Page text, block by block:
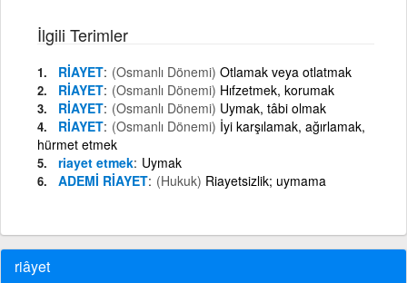
İlgili Terimler
RİAYET (Osmanlı Dönemi) Otlamak veya otlatmak
RİAYET (Osmanlı Dönemi) Hıfzetmek, korumak
RİAYET (Osmanlı Dönemi) Uymak, tâbi olmak
RİAYET (Osmanlı Dönemi) İyi karşılamak, ağırlamak,
hürmet etmek
riayet etmek Uymak
ADEMİ RİAYET (Hukuk) Riayetsizlik; uymama
riâyet